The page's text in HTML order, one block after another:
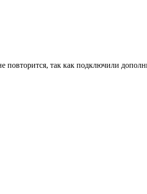
повторится, так как подключили